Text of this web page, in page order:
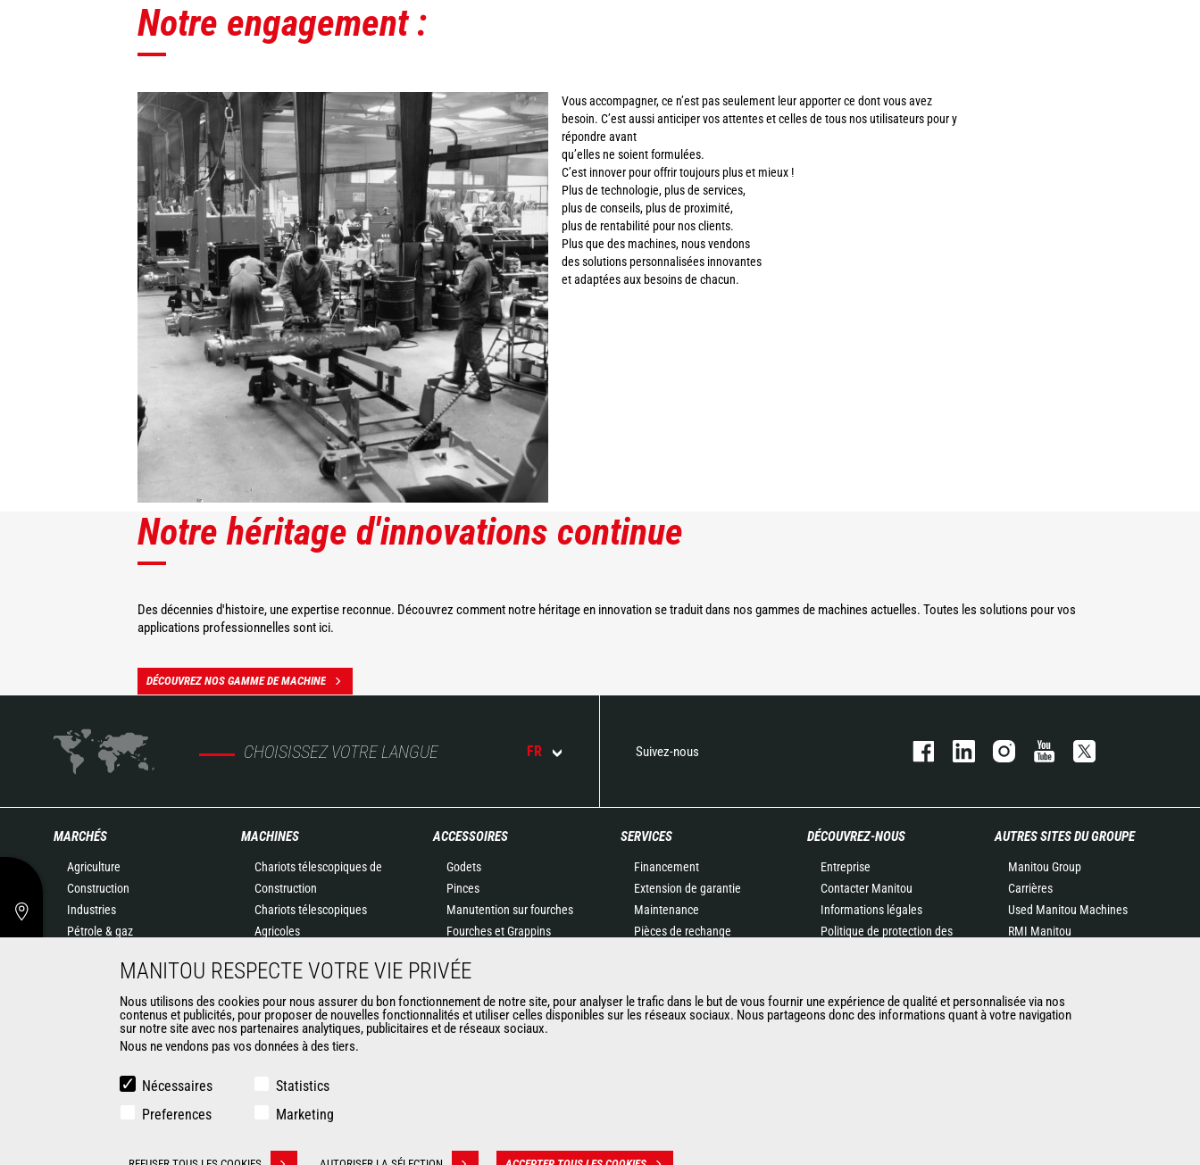
Notre engagement :
Vous accompagner, ce n’est pas seulement leur apporter ce dont vous avez
besoin. C’est aussi anticiper vos attentes et celles de tous nos utilisateurs pour y
répondre avant
qu’elles ne soient formulées.
C’est innover pour offrir toujours plus et mieux !
Plus de technologie, plus de services,
plus de conseils, plus de proximité,
plus de rentabilité pour nos clients.
Plus que des machines, nous vendons
des solutions personnalisées innovantes
et adaptées aux besoins de chacun.
Notre héritage d'innovations continue
Des décennies d'histoire, une expertise reconnue. Découvrez comment notre héritage en innovation se traduit dans nos gammes de machines actuelles. Toutes les solutions pour vos
applications professionnelles sont ici.
DÉCOUVREZ NOS GAMME DE MACHINE
CHOISISSEZ VOTRE LANGUE FR Suivez-nous
MARCHÉS
Agriculture
Construction
Industries
Pétrole & gaz
Environnement
Exploitation minière
MACHINES
Chariots télescopiques de
Construction
Chariots télescopiques
Agricoles
MLT-X
Chargeuses articulées
Nacelles élévatrices
Chariots embarqués
Chargeuses compactes
ACCESSOIRES
Godets
Pinces
Manutention sur fourches
Fourches et Grappins
Nacelles
Bennes
Balayeuses et Nettoyeurs
SERVICES
Financement
Extension de garantie
Maintenance
Pièces de rechange
Formations
Matériels d'occasion
DÉCOUVREZ-NOUS
Entreprise
Contacter Manitou
Informations légales
Politique de protection des
Actualités
Historique
AUTRES SITES DU GROUPE
Manitou Group
Carrières
Used Manitou Machines
RMI Manitou
Attachments
MANITOU RESPECTE VOTRE VIE PRIVÉE
Nous utilisons des cookies pour nous assurer du bon fonctionnement de notre site, pour analyser le trafic dans le but de vous fournir une expérience de qualité et personnalisée via nos
contenus et publicités, pour proposer de nouvelles fonctionnalités et utiliser celles disponibles sur les réseaux sociaux. Nous partageons donc des informations quant à votre navigation
sur notre site avec nos partenaires analytiques, publicitaires et de réseaux sociaux.
Nous ne vendons pas vos données à des tiers.
Nécessaires
Statistics
Preferences
Marketing